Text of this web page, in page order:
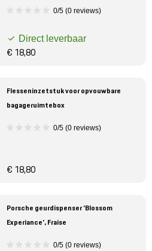
0/5 (0 reviews)
Direct leverbaar
€ 18,80
Flesseninzetstuk voor opvouwbare
bagageruimtebox
0/5 (0 reviews)
€ 18,80
Porsche geurdispenser 'Blossom
Experiance', Fraise
0/5 (0 reviews)